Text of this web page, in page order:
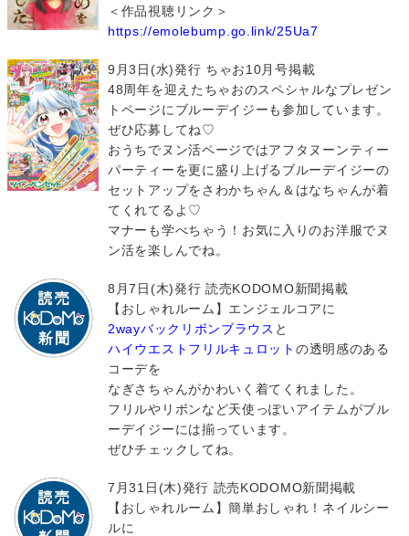
＜作品視聴リンク＞
https://emolebump.go.link/25Ua7
9月3日(水)発行 ちゃお10月号掲載
48周年を迎えたちゃおのスペシャルなプレゼン
トページにブルーデイジーも参加しています。
ぜひ応募してね♡
おうちでヌン活ページではアフタヌーンティー
パーティーを更に盛り上げるブルーデイジーの
セットアップをさわかちゃん＆はなちゃんが着
てくれてるよ♡
マナーも学べちゃう！お気に入りのお洋服でヌ
ン活を楽しんでね。
8月7日(木)発行 読売KODOMO新聞掲載
【おしゃれルーム】エンジェルコアに
2wayバックリボンブラウス と
ハイウエストフリルキュロット の透明感のある
コーデを
なぎさちゃんがかわいく着てくれました。
フリルやリボンなど天使っぽいアイテムがブル
ーデイジーには揃っています。
ぜひチェックしてね。
7月31日(木)発行 読売KODOMO新聞掲載
【おしゃれルーム】簡単おしゃれ！ネイルシー
ルに